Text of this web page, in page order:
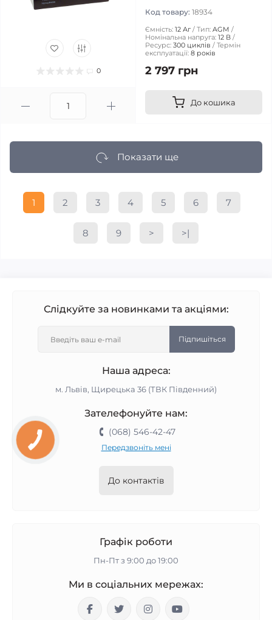
0
Код товару: 18934
Ємність: 12 Аг Тип: AGM
Номінальна напруга: 12 В
Ресурс: 300 циклів
Термін
експлуатації: 8 років
2 797 грн
До кошика
Показати ще
1 2 3 4 5 6 7
8 9 > >|
Слідкуйте за новинками та акціями:
Підпишіться
Наша адреса:
м. Львів, Щирецька 36 (ТВК Південний)
Зателефонуйте нам:
(068) 546-42-47
Передзвоніть мені
До контактів
Графік роботи
Пн-Пт з 9:00 до 19:00
Ми в соціальних мережах: